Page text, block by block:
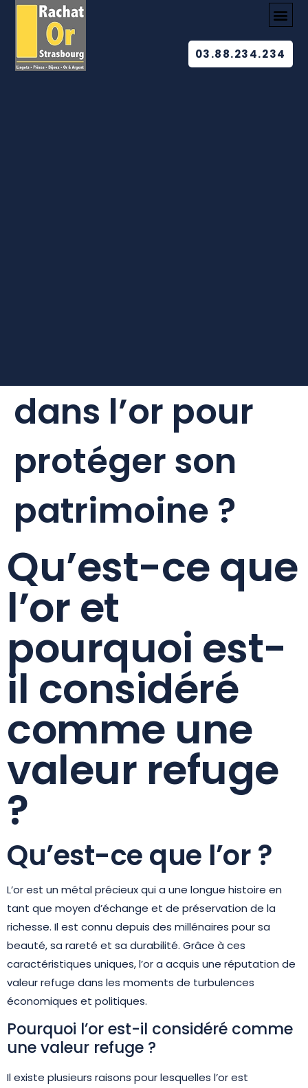
03.88.234.234
dans l’or pour
protéger son
patrimoine ?
Qu’est-ce que
l’or et
pourquoi est-
il considéré
comme une
valeur refuge
?
Qu’est-ce que l’or ?
L’or est un métal précieux qui a une longue histoire en
tant que moyen d’échange et de préservation de la
richesse. Il est connu depuis des millénaires pour sa
beauté, sa rareté et sa durabilité. Grâce à ces
caractéristiques uniques, l’or a acquis une réputation de
valeur refuge dans les moments de turbulences
économiques et politiques.
Pourquoi l’or est-il considéré comme
une valeur refuge ?
Il existe plusieurs raisons pour lesquelles l’or est